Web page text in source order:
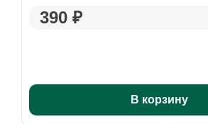
390 ₽
В корзину